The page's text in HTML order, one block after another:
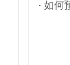
· 如何